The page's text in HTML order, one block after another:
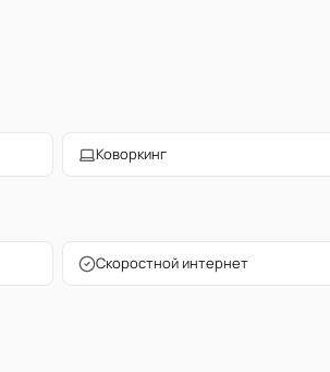
Коворкинг
Скоростной интернет